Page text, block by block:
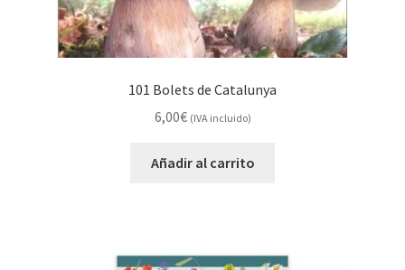
101 Bolets de Catalunya
6,00€ (IVA incluido)
Añadir al carrito